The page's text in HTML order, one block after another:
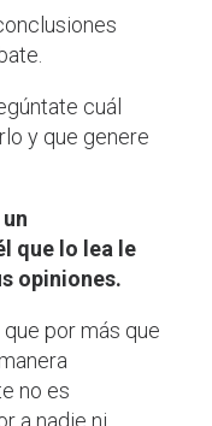
cuál
y que genere
que lo lea le
opiniones.
por más que
no es
a nadie ni